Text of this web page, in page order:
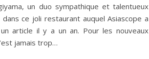
un duo sympathique et talentueux
ce joli restaurant auquel Asiascope a
article il y a un an. Pour les nouveaux
jamais trop…